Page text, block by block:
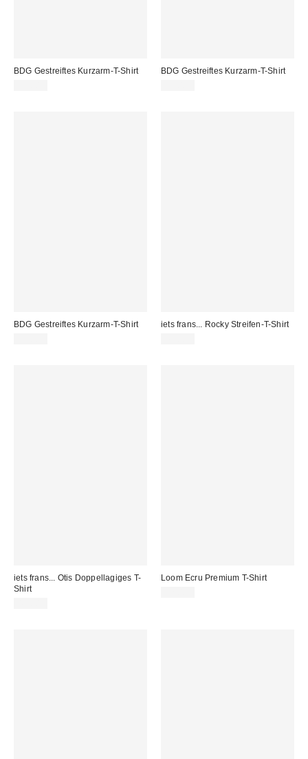
BDG Gestreiftes Kurzarm-T-Shirt
BDG Gestreiftes Kurzarm-T-Shirt
BDG Gestreiftes Kurzarm-T-Shirt
iets frans... Rocky Streifen-T-Shirt
iets frans... Otis Doppellagiges T-
Shirt
Loom Ecru Premium T-Shirt